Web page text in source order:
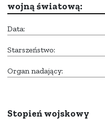
wojną światową:
Data:
Starszeństwo:
Organ nadający:
Stopień wojskowy